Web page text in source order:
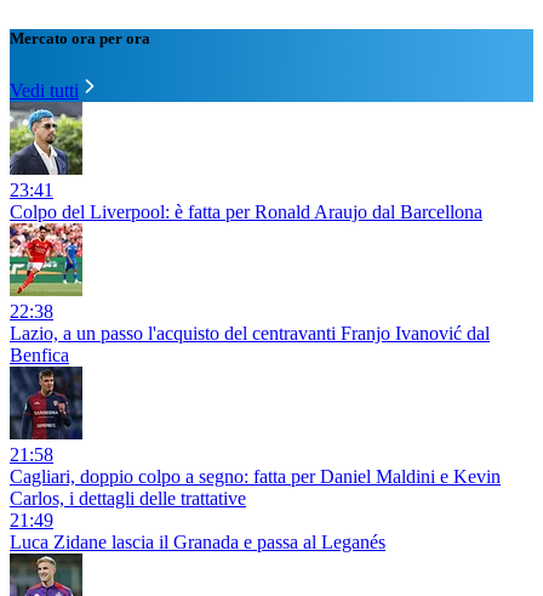
Mercato ora per ora
Vedi tutti
23:41
Colpo del Liverpool: è fatta per Ronald Araujo dal Barcellona
22:38
Lazio, a un passo l'acquisto del centravanti Franjo Ivanović dal
Benfica
21:58
Cagliari, doppio colpo a segno: fatta per Daniel Maldini e Kevin
Carlos, i dettagli delle trattative
21:49
Luca Zidane lascia il Granada e passa al Leganés